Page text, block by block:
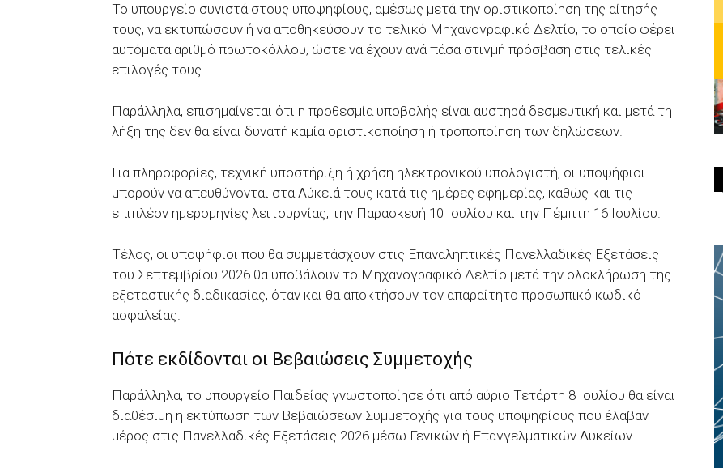
Το υπουργείο συνιστά στους υποψηφίους, αμέσως μετά την οριστικοποίηση της αίτησής
τους, να εκτυπώσουν ή να αποθηκεύσουν το τελικό Μηχανογραφικό Δελτίο, το οποίο φέρει
αυτόματα αριθμό πρωτοκόλλου, ώστε να έχουν ανά πάσα στιγμή πρόσβαση στις τελικές
επιλογές τους.
Παράλληλα, επισημαίνεται ότι η προθεσμία υποβολής είναι αυστηρά δεσμευτική και μετά τη
λήξη της δεν θα είναι δυνατή καμία οριστικοποίηση ή τροποποίηση των δηλώσεων.
Για πληροφορίες, τεχνική υποστήριξη ή χρήση ηλεκτρονικού υπολογιστή, οι υποψήφιοι
μπορούν να απευθύνονται στα Λύκειά τους κατά τις ημέρες εφημερίας, καθώς και τις
επιπλέον ημερομηνίες λειτουργίας, την Παρασκευή 10 Ιουλίου και την Πέμπτη 16 Ιουλίου.
Τέλος, οι υποψήφιοι που θα συμμετάσχουν στις Επαναληπτικές Πανελλαδικές Εξετάσεις
του Σεπτεμβρίου 2026 θα υποβάλουν το Μηχανογραφικό Δελτίο μετά την ολοκλήρωση της
εξεταστικής διαδικασίας, όταν και θα αποκτήσουν τον απαραίτητο προσωπικό κωδικό
ασφαλείας.
Πότε εκδίδονται οι Βεβαιώσεις Συμμετοχής
Παράλληλα, το υπουργείο Παιδείας γνωστοποίησε ότι από αύριο Τετάρτη 8 Ιουλίου θα είναι
διαθέσιμη η εκτύπωση των Βεβαιώσεων Συμμετοχής για τους υποψηφίους που έλαβαν
μέρος στις Πανελλαδικές Εξετάσεις 2026 μέσω Γενικών ή Επαγγελματικών Λυκείων.